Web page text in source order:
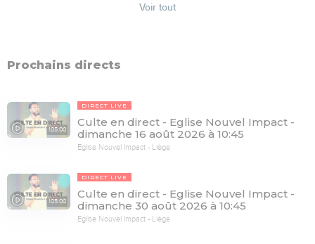
Voir tout
Prochains directs
105:00
DIRECT LIVE
Culte en direct - Eglise Nouvel Impact -
dimanche 16 août 2026 à 10:45
Eglise Nouvel Impact - Liège
105:00
DIRECT LIVE
Culte en direct - Eglise Nouvel Impact -
dimanche 30 août 2026 à 10:45
Eglise Nouvel Impact - Liège